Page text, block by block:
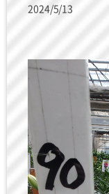
2024/5/13